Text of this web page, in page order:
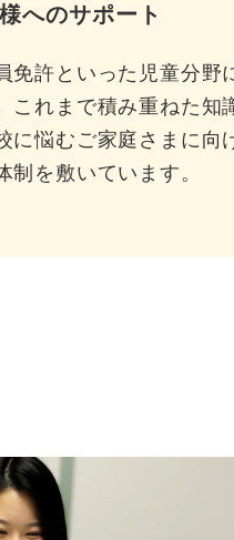
へのサポート
免許といった児童分野
これまで積み重ねた知
悩むご家庭さまに向
制を敷いています。